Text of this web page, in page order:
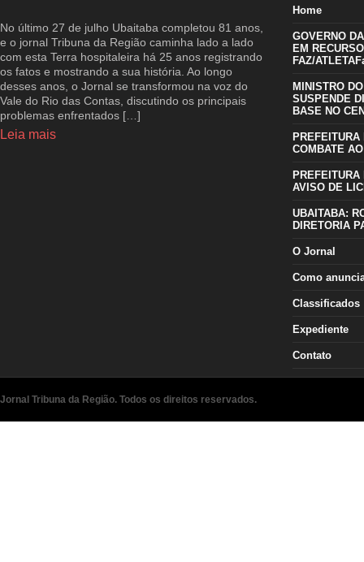
No último 27 de julho Ubaitaba completou 81 anos,
e o jornal Tribuna da Região caminha lado a lado
com esta Terra hospitaleira há 25 anos registrando
os fatos e mostrando a sua história. Ao longo
desses anos, o Jornal se transformou na voz do
Vale do Rio das Contas, discutindo os principais
problemas enfrentados […]
Leia mais
Home
GOVERNO
EM
FAZ/
MINISTRO
SUSPENDE
BASE NO
COMBATE
AVISO DE
UBAITABA:
DIRETORIA
O Jornal
Como
Classificados
Expediente
Contato
Jornal Tribuna da Região. Todos os direitos reservados.